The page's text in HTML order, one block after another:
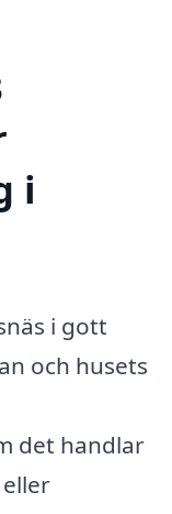
i
i gott
och husets
det handlar